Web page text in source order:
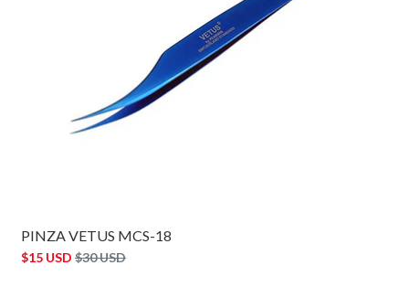
PINZA VETUS MCS-18
$15 USD $30 USD